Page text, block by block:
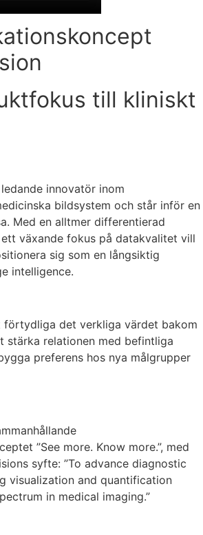
till kliniskt
innovatör inom
bildsystem och står inför en
Med en alltmer differentierad
växande fokus på datakvalitet vill
sig som en långsiktig
intelligence.
förtydliga det verkliga värdet bakom
stärka relationen med befintliga
preferens hos nya målgrupper
”See more. Know more.”, med
syfte: ”To advance diagnostic
visualization and quantification
in medical imaging.”